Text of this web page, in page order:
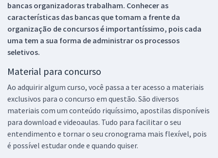
bancas organizadoras trabalham. Conhecer as
características das bancas que tomam a frente da
organização de concursos é importantíssimo, pois cada
uma tem a sua forma de administrar os processos
seletivos.
Material para concurso
Ao adquirir algum curso, você passa a ter acesso a materiais
exclusivos para o concurso em questão. São diversos
materiais com um conteúdo riquíssimo, apostilas disponíveis
para download e videoaulas. Tudo para facilitar o seu
entendimento e tornar o seu cronograma mais flexível, pois
é possível estudar onde e quando quiser.